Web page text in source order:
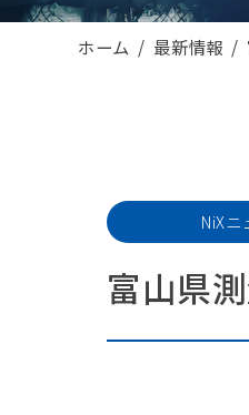
ホーム 最新情報
NiXニ
富山県